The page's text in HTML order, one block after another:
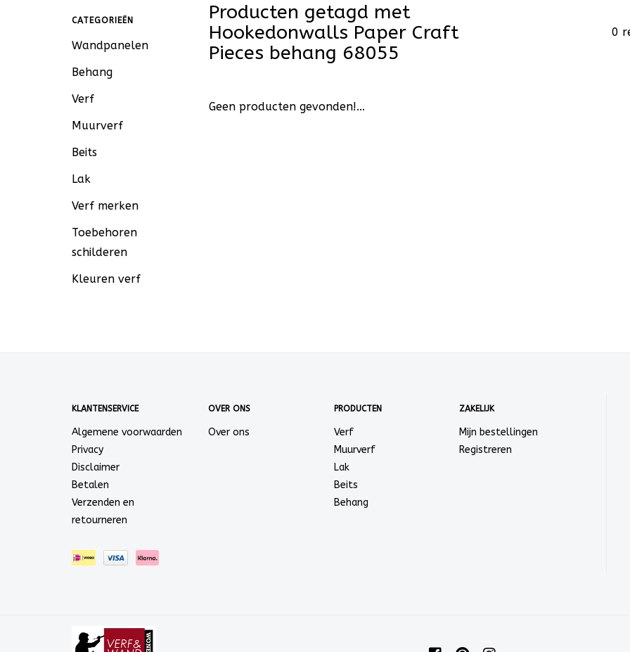
CATEGORIEËN
Wandpanelen
Behang
Verf
Muurverf
Beits
Lak
Verf merken
Toebehoren
schilderen
Kleuren verf
Producten getagd met
Hookedonwalls Paper Craft
Pieces behang 68055
0
Geen producten gevonden!...
KLANTENSERVICE
Algemene voorwaarden
Privacy
Disclaimer
Betalen
Verzenden en
retourneren
OVER ONS
Over ons
PRODUCTEN
Verf
Muurverf
Lak
Beits
Behang
ZAKELIJK
Mijn bestellingen
Registreren